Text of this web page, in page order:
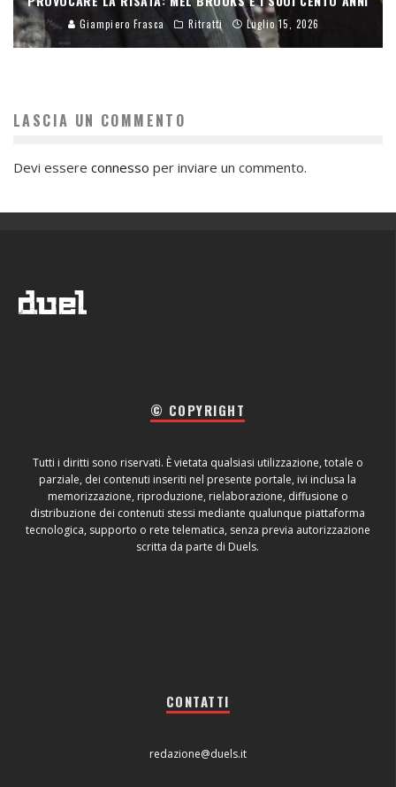
Giampiero Frasca Ritratti Luglio 15, 2026
LASCIA UN COMMENTO
Devi essere connesso per inviare un commento.
© COPYRIGHT
Tutti i diritti sono riservati. È vietata qualsiasi utilizzazione, totale o
parziale, dei contenuti inseriti nel presente portale, ivi inclusa la
memorizzazione, riproduzione, rielaborazione, diffusione o
distribuzione dei contenuti stessi mediante qualunque piattaforma
tecnologica, supporto o rete telematica, senza previa autorizzazione
scritta da parte di Duels.
CONTATTI
redazione@duels.it